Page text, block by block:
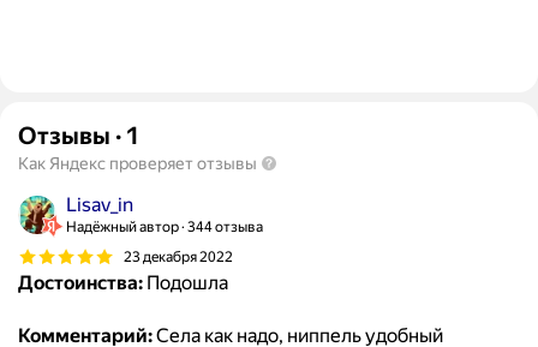
Отзывы · 1
Как Яндекс проверяет отзывы
Lisav_in
Надёжный автор 344 отзыва
23 декабря 2022
Достоинства: Подошла
Комментарий:Села как надо, ниппель удобный